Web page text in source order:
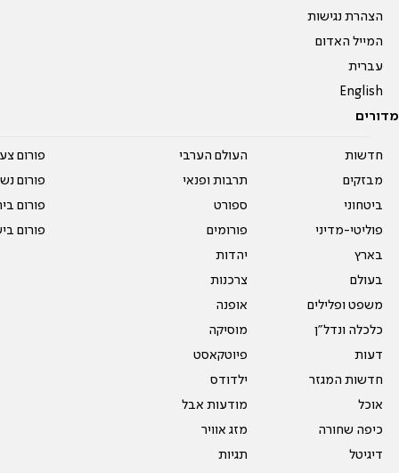
הצהרת נגישות
המייל האדום
עברית
English
מדורים
חדשות
מבזקים
ביטחוני
פוליטי-מדיני
בארץ
בעולם
משפט ופלילים
כלכלה ונדל"ן
דעות
חדשות המגזר
אוכל
כיפה שחורה
דיגיטל
העולם הערבי
תרבות ופנאי
ספורט
פורומים
יהדות
צרכנות
אופנה
מוסיקה
פיוטקאסט
ילדודס
מודעות אבל
מזג אוויר
תגיות
פורום
פורום
פורום
פורום